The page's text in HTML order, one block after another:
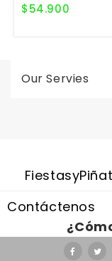
$54.900
Our Servies
Contáctenos